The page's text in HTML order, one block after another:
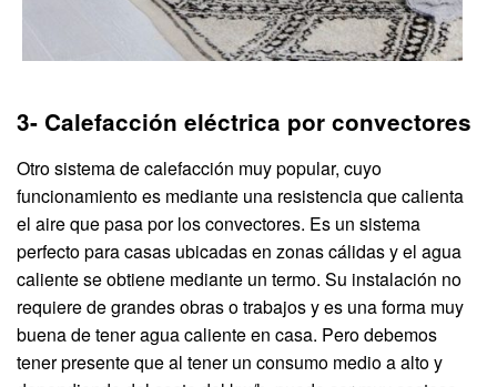
3- Calefacción eléctrica por convectores
Otro sistema de calefacción muy popular, cuyo
funcionamiento es mediante una resistencia que calienta
el aire que pasa por los convectores. Es un sistema
perfecto para casas ubicadas en zonas cálidas y el agua
caliente se obtiene mediante un termo. Su instalación no
requiere de grandes obras o trabajos y es una forma muy
buena de tener agua caliente en casa. Pero debemos
tener presente que al tener un consumo medio a alto y